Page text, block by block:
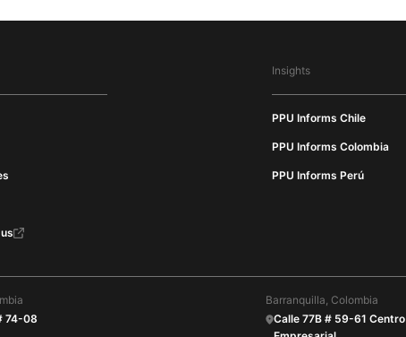
Insights
PPU Informs Chile
PPU Informs Colombia
PPU Informs Perú
74-08
Barranquilla, Colombia
Calle 77B # 59-61 Centro